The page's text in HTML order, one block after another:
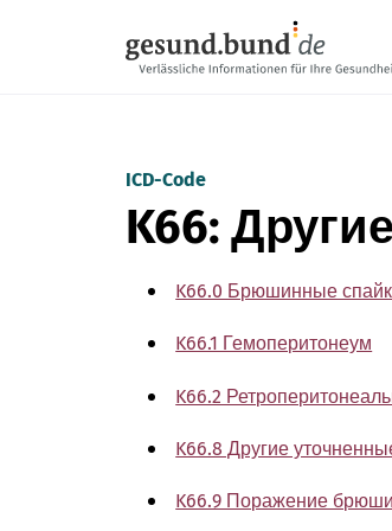
ICD-Code
K66:
K66.0 Брюшинные
K66.1 Гемоперитонеум
K66.2
K66.8 Другие
K66.9 Поражение